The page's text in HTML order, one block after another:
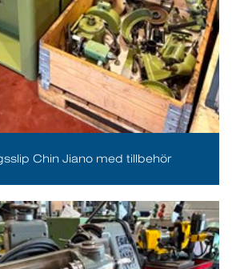
Chin Jiano med tillbehör